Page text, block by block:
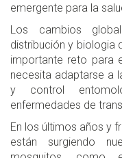
emergente para la
Los cambios
distribución y biologia
importante reto para
necesita adaptarse a
y control
enfermedades de
En los últimos años y
están surgiendo